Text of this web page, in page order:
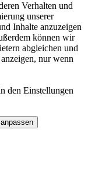
Verhalten und
unserer
Inhalte anzuzeigen
können wir
abgleichen und
nur wenn
den Einstellungen